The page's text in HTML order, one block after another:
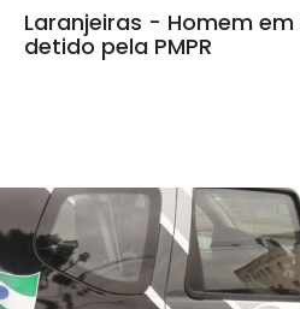
Laranjeiras - Homem
detido pela PMPR